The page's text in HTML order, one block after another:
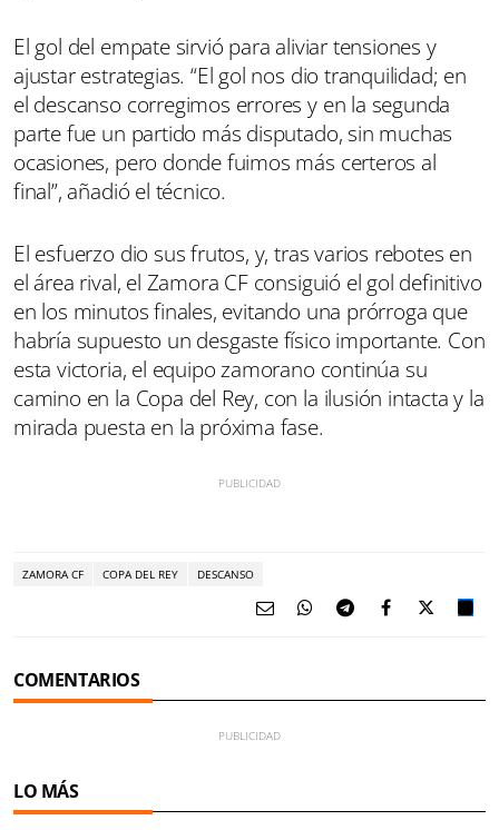
El gol del empate sirvió para aliviar tensiones y
ajustar estrategias. “El gol nos dio tranquilidad; en
el descanso corregimos errores y en la segunda
parte fue un partido más disputado, sin muchas
ocasiones, pero donde fuimos más certeros al
final”, añadió el técnico.
El esfuerzo dio sus frutos, y, tras varios rebotes en
el área rival, el Zamora CF consiguió el gol definitivo
en los minutos finales, evitando una prórroga que
habría supuesto un desgaste físico importante. Con
esta victoria, el equipo zamorano continúa su
camino en la Copa del Rey, con la ilusión intacta y la
mirada puesta en la próxima fase.
ZAMORA CF COPA DEL REY DESCANSO
COMENTARIOS
LO MÁS